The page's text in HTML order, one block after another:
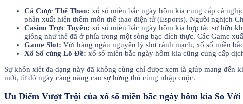
Cá Cược Thể Thao: xổ số miền bắc ngày hôm kia cung cấp cá
phần xuất hiện thêm môn thể thao điện tử (Esports). Người nghịch
Casino Trực Tuyến: xổ số miền bắc ngày hôm kia hợp tác sở hữu
giống như thể đã ở phía trong một sòng bạc đích thực. Các Game
Game Slot: Với hàng ngàn nguyên lý slot rành mạch, xổ số miền
Xổ Số cùng Lô Đề: xổ số miền bắc ngày hôm kia cũng cung cấp
Sự khôn xiết đa dạng này đã không cùng chỉ được xem là giúp mang đến
mới, từ đó ngày càng nâng cao sự hứng thú cùng nhập cuộc.
Ưu Điểm Vượt Trội của xổ số miền bắc ngày hôm kia So